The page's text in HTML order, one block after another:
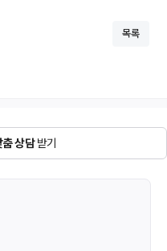
목록
춤 상담받기